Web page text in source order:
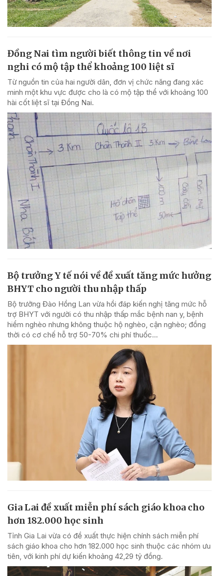
Đồng Nai tìm người biết thông tin về nơi
nghi có mộ tập thể khoảng 100 liệt sĩ
Từ nguồn tin của hai người dân, đơn vị chức năng đang xác
minh một khu vực được cho là có mộ tập thể với khoảng 100
hài cốt liệt sĩ tại Đồng Nai.
Bộ trưởng Y tế nói về đề xuất tăng mức hưởng
BHYT cho người thu nhập thấp
Bộ trưởng Đào Hồng Lan vừa hồi đáp kiến nghị tăng mức hỗ
trợ BHYT với người có thu nhập thấp mắc bệnh nan y, bệnh
hiểm nghèo nhưng không thuộc hộ nghèo, cận nghèo; đồng
thời có cơ chế hỗ trợ 50-70% chi phí thuốc...
Gia Lai đề xuất miễn phí sách giáo khoa cho
hơn 182.000 học sinh
Tỉnh Gia Lai vừa có đề xuất thực hiện chính sách miễn phí
sách giáo khoa cho hơn 182.000 học sinh thuộc các nhóm ưu
tiên, với kinh phí dự kiến khoảng 42,29 tỷ đồng.